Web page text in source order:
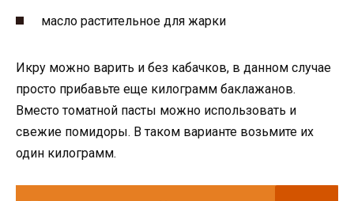
масло растительное для жарки
Икру можно варить и без кабачков, в данном случае
просто прибавьте еще килограмм баклажанов.
Вместо томатной пасты можно использовать и
свежие помидоры. В таком варианте возьмите их
один килограмм.